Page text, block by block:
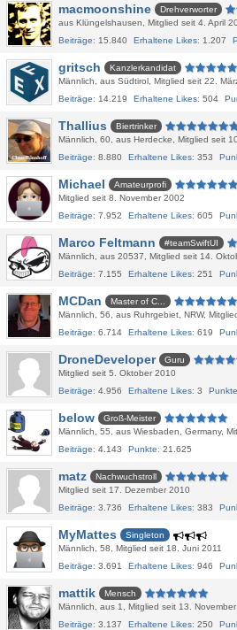
macmoonshine
Drehverworter
aus Klüngelshausen
Mitglied seit 4. April
Beiträge
15.840 Erhaltene Likes 1.207
gritsch
Kanzlerkandidat
Männlich
aus Südtirol Mitglied seit 22.
Beiträge
14.219 Erhaltene Likes 504
Thallius
Biertrinker
Männlich
60 aus Herdecke
Mitglied seit
Beiträge
8.880 Erhaltene Likes 353
Michael
Amateurprofi
Mitglied seit 8. November 2002
Beiträge
7.952 Erhaltene Likes 605
Marco Feltmann
#teamSwiftUI
Männlich
aus 20537
Mitglied seit 14.
Beiträge
7.155 Erhaltene Likes 251
MCDan
Master of C...
Männlich
56 aus Ruhrgebiet, NRW
Beiträge
6.714 Erhaltene Likes 619
DroneDeveloper
Guru
Mitglied seit 5. Oktober 2010
Beiträge
4.956 Erhaltene Likes 3 Punkte
below
Groß-Meister
Männlich
55 aus Wiesbaden, Germany
Beiträge
4.143 Punkte 21.625
matz
Nachwuchstroll
Mitglied seit 17. Dezember 2010
Beiträge
3.736 Erhaltene Likes 383
MyMattes
Singleton
Männlich
58
Mitglied seit 18. Juni 2011
Beiträge
3.691 Erhaltene Likes 946
mattik
Mensch
Männlich
aus 1
Mitglied seit 13.
Beiträge
3.137 Erhaltene Likes 250